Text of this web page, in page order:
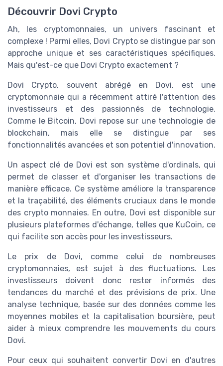
Découvrir Dovi Crypto
Ah, les cryptomonnaies, un univers fascinant et
complexe ! Parmi elles, Dovi Crypto se distingue par son
approche unique et ses caractéristiques spécifiques.
Mais qu'est-ce que Dovi Crypto exactement ?
Dovi Crypto, souvent abrégé en Dovi, est une
cryptomonnaie qui a récemment attiré l'attention des
investisseurs et des passionnés de technologie.
Comme le Bitcoin, Dovi repose sur une technologie de
blockchain, mais elle se distingue par ses
fonctionnalités avancées et son potentiel d'innovation.
Un aspect clé de Dovi est son système d'ordinals, qui
permet de classer et d'organiser les transactions de
manière efficace. Ce système améliore la transparence
et la traçabilité, des éléments cruciaux dans le monde
des crypto monnaies. En outre, Dovi est disponible sur
plusieurs plateformes d'échange, telles que KuCoin, ce
qui facilite son accès pour les investisseurs.
Le prix de Dovi, comme celui de nombreuses
cryptomonnaies, est sujet à des fluctuations. Les
investisseurs doivent donc rester informés des
tendances du marché et des prévisions de prix. Une
analyse technique, basée sur des données comme les
moyennes mobiles et la capitalisation boursière, peut
aider à mieux comprendre les mouvements du cours
Dovi.
Pour ceux qui souhaitent convertir Dovi en d'autres